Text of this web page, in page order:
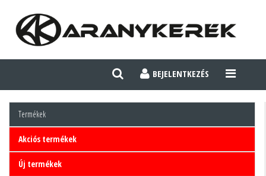
BEJELENTKEZÉS
TOGGLE
Termékek
Akciós termékek
Új termékek